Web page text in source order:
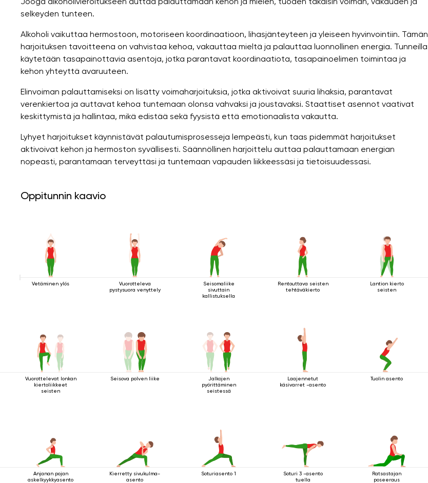
selkeyden tunteen.
Alkoholi vaikuttaa hermostoon, motoriseen koordinaatioon, lihasjänteyteen ja yleiseen hyvinvointiin. Tämän
harjoituksen tavoitteena on vahvistaa kehoa, vakauttaa mieltä ja palauttaa luonnollinen energia. Tunneilla
käytetään tasapainottavia asentoja, jotka parantavat koordinaatiota, tasapainoelimen toimintaa ja
kehon yhteyttä avaruuteen.
Elinvoiman palauttamiseksi on lisätty voimaharjoituksia, jotka aktivoivat suuria lihaksia, parantavat
verenkiertoa ja auttavat kehoa tuntemaan olonsa vahvaksi ja joustavaksi. Staattiset asennot vaativat
keskittymistä ja hallintaa, mikä edistää sekä fyysistä että emotionaalista vakautta.
Lyhyet harjoitukset käynnistävät palautumisprosesseja lempeästi, kun taas pidemmät harjoitukset
aktivoivat kehon ja hermoston syvällisesti. Säännöllinen harjoittelu auttaa palauttamaan energian
nopeasti, parantamaan terveyttäsi ja tuntemaan vapauden liikkeessäsi ja tietoisuudessasi.
Oppitunnin kaavio
Vetäminen ylös
Vuorotteleva
pystysuora venyttely
Seisomaliike
sivuttain
kallistuksella
Rentouttava seisten
tehtäväkierto
Lantion kierto
seisten
Vuorottelevat lonkan
kiertoliikkeet
seisten
Seisova polven liike
Jalkojen
pyörittäminen
seistessä
Laajennetut
käsivarret -asento
Tuolin asento
Anjanan pojan
askelkyykkyasento
Kierretty sivukulma-
asento
Soturiasento 1
Soturi 3 -asento
tuella
Ratsastajan
poseeraus